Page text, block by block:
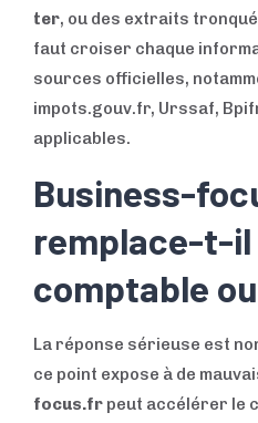
ter, ou des extraits
faut croiser chaque
sources officielles,
impots.gouv.fr, Urssaf,
applicables.
Business-
remplace-t-
comptable
La réponse sérieuse est
ce point expose à de
focus.fr peut accélérer le